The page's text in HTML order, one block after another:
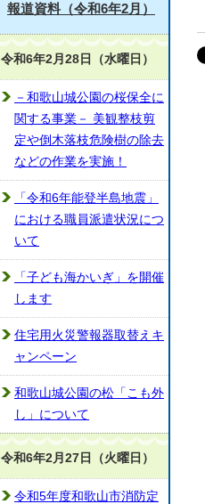
報道資料（令和6年2月）
令和6年2月28日（水曜日）
－和歌山城公園の桜保全に
関する事業－ 美観整枝剪
定や倒木落枝危険樹の除去
などの作業を実施！
「令和6年能登半島地震」
における職員派遣状況につ
いて
「子ども海かいぎ」を開催
します
住宅用火災警報器取替えキ
ャンペーン
和歌山城公園の松「こも外
し」について
令和6年2月27日（火曜日）
令和5年度和歌山市消防定